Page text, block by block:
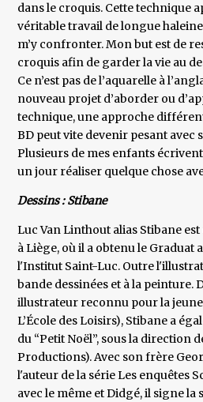
dans le croquis. Cette technique
véritable travail de longue
m’y confronter. Mon but est de
croquis afin de garder la vie au
Ce n’est pas de l’aquarelle à
nouveau projet d’aborder ou
technique, une approche
BD peut vite devenir pesant avec
Plusieurs de mes enfants
un jour réaliser quelque chose
Dessins : Stibane
Luc Van Linthout alias Stibane
à Liège, où il a obtenu le Graduat
l'Institut Saint-Luc. Outre
bande dessinées et à la peinture.
illustrateur reconnu pour la
L’École des Loisirs), Stibane a
du “Petit Noël”, sous la direction
Productions). Avec son frère
l'auteur de la série Les enquêtes
avec le même et Didgé, il signe la